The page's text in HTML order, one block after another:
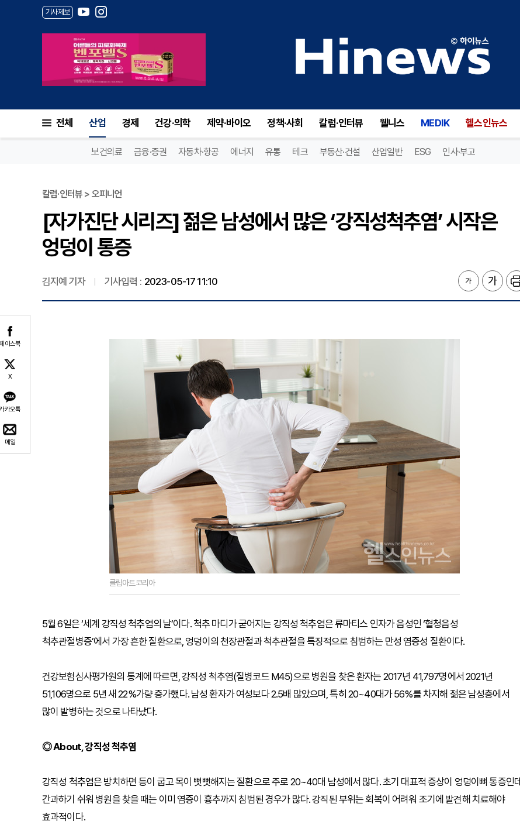
기사제보
전체 산업 경제 건강·의학 제약·바이오 정책·사회 칼럼·인터뷰 웰니스 MEDIK 헬스인뉴스
보건의료 금융·증권 자동차·항공 에너지 유통 테크 부동산·건설 산업일반 ESG 인사·부고
이스북
X
카오톡
메일
칼럼·인터뷰 > 오피니언
[자가진단 시리즈] 젊은 남성에서 많은 ‘강직성척추염’ 시작은
엉덩이 통증
김지예 기자 기사입력 : 2023-05-17 11:10
클립아트코리아
5월 6일은 ‘세계 강직성 척추염의 날’이다. 척추 마디가 굳어지는 강직성 척추염은 류마티스 인자가 음성인 ‘혈청음성
척추관절병증’에서 가장 흔한 질환으로, 엉덩이의 천장관절과 척추관절을 특징적으로 침범하는 만성 염증성 질환이다.
건강보험심사평가원의 통계에 따르면, 강직성 척추염(질병코드 M45)으로 병원을 찾은 환자는 2017년 41,797명에서 2021년
51,106명으로 5년 새 22%가량 증가했다. 남성 환자가 여성보다 2.5배 많았으며, 특히 20~40대가 56%를 차지해 젊은 남성층에서
많이 발병하는 것으로 나타났다.
◎ About, 강직성 척추염
강직성 척추염은 방치하면 등이 굽고 목이 뻣뻣해지는 질환으로 주로 20~40대 남성에서 많다. 초기 대표적 증상이 엉덩이뼈 통증인데
간과하기 쉬워 병원을 찾을 때는 이미 염증이 흉추까지 침범된 경우가 많다. 강직된 부위는 회복이 어려워 조기에 발견해 치료해야
효과적이다.